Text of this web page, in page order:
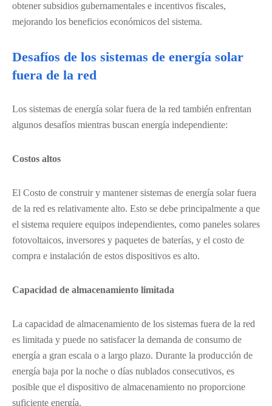
obtener subsidios gubernamentales e incentivos fiscales,
mejorando los beneficios económicos del sistema.
Desafíos de los sistemas de energía solar
fuera de la red
Los sistemas de energía solar fuera de la red también enfrentan
algunos desafíos mientras buscan energía independiente:
Costos altos
El Costo de construir y mantener sistemas de energía solar fuera
de la red es relativamente alto. Esto se debe principalmente a que
el sistema requiere equipos independientes, como paneles solares
fotovoltaicos, inversores y paquetes de baterías, y el costo de
compra e instalación de estos dispositivos es alto.
Capacidad de almacenamiento limitada
La capacidad de almacenamiento de los sistemas fuera de la red
es limitada y puede no satisfacer la demanda de consumo de
energía a gran escala o a largo plazo. Durante la producción de
energía baja por la noche o días nublados consecutivos, es
posible que el dispositivo de almacenamiento no proporcione
suficiente energía.